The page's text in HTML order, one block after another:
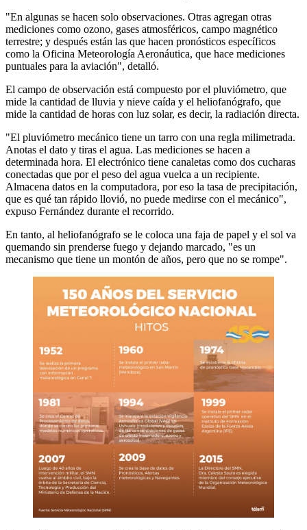
"En algunas se hacen solo observaciones. Otras agregan otras
mediciones como ozono, gases atmosféricos, campo magnético
terrestre; y después están las que hacen pronósticos específicos
como la Oficina Meteorología Aeronáutica, que hace mediciones
puntuales para la aviación", detalló.
El campo de observación está compuesto por el pluviómetro, que
mide la cantidad de lluvia y nieve caída y el heliofanógrafo, que
mide la cantidad de horas con luz solar, es decir, la radiación directa.
"El pluviómetro mecánico tiene un tarro con una regla milimetrada.
Anotas el dato y tiras el agua. Las mediciones se hacen a
determinada hora. El electrónico tiene canaletas como dos cucharas
conectadas que por el peso del agua vuelca a un recipiente.
Almacena datos en la computadora, por eso la tasa de precipitación,
que es qué tan rápido llovió, no puede medirse con el mecánico",
expuso Fernández durante el recorrido.
En tanto, al heliofanógrafo se le coloca una faja de papel y el sol va
quemando sin prenderse fuego y dejando marcado, "es un
mecanismo que tiene un montón de años, pero que no se rompe".